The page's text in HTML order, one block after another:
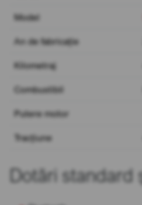
Model
An de fabricație
Kilometraj
Combustibil
Putere motor
Tracțiune
Dotări standard